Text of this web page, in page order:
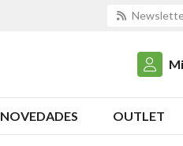
NOVEDADES OUTLET